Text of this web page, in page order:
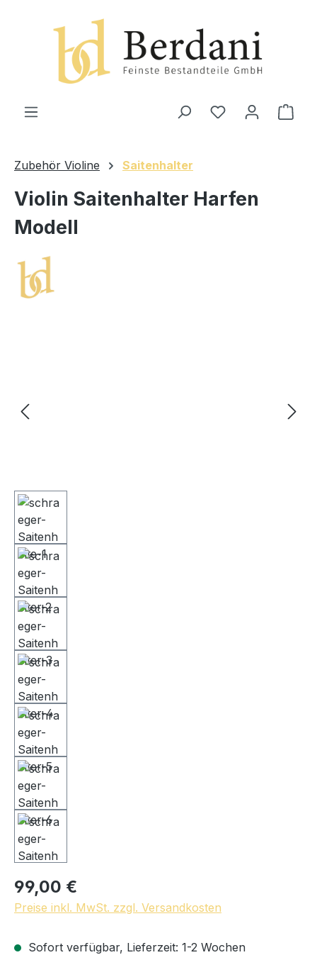
Zubehör Violine Saitenhalter
Violin Saitenhalter Harfen
Modell
99,00 €
Preise inkl. MwSt. zzgl. Versandkosten
Sofort verfügbar, Lieferzeit: 1-2 Wochen